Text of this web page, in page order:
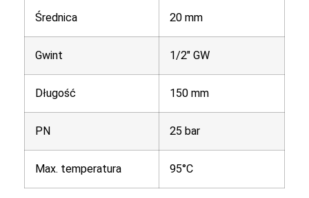
Średnica 20 mm
Gwint 1/2″ GW
Długość 150 mm
PN 25 bar
Max. temperatura 95°C